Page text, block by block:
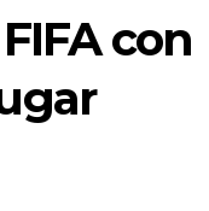
con